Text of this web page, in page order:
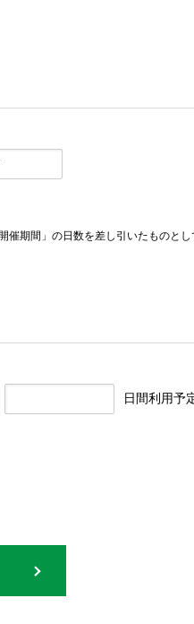
催期間」の日数を差し引いたものとし
日間利用予